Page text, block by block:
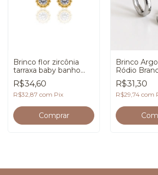
Brinco flor zircônia
tarraxa baby banho
Ouro 18K
R$34,60
R$32,87 com Pix
Brinco
Ródio
R$31,30
R$29,74com